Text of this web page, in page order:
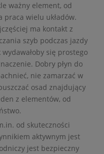
ważny element, od
praca wielu układów.
ma kontakt z
szyb podczas jazdy
się prostego
Dobry płyn do
nie zamarzać w
osad znajdujący
z elementów, od
od skuteczności
aktywnym jest
jest bezpieczny